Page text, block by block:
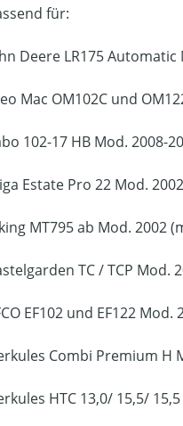
für:
Deere LR175 Automatic
Mac OM102C und
102-17 HB Mod. 2008-
Estate Pro 22 Mod.
MT795 ab Mod. 2002
TC / TCP
EF102 und EF122
Combi Premium H
HTC 13,0/ 15,5/